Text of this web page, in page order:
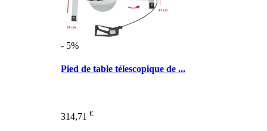
- 5%
Pied de table télescopique de ...
314,71 €